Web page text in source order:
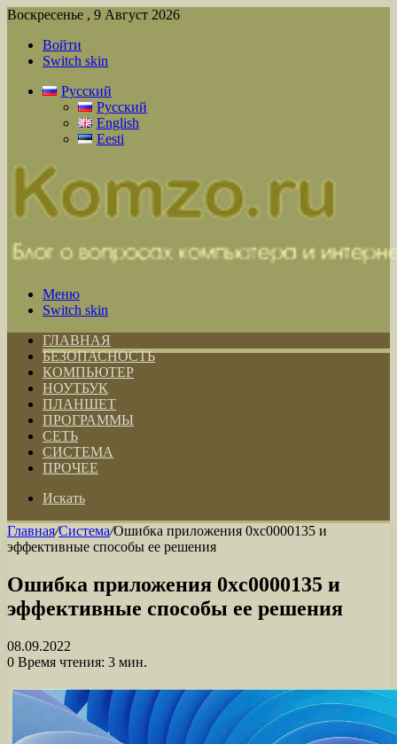
Воскресенье , 9 Август 2026
Войти
Switch skin
Русский
Русский
English
Eesti
Меню
Switch skin
ГЛАВНАЯ
БЕЗОПАСНОСТЬ
КОМПЬЮТЕР
НОУТБУК
ПЛАНШЕТ
ПРОГРАММЫ
СЕТЬ
СИСТЕМА
ПРОЧЕЕ
Искать
Главная/Система/Ошибка приложения 0xc0000135 и
эффективные способы ее решения
Ошибка приложения 0xc0000135 и
эффективные способы ее решения
08.09.2022
0 Время чтения: 3 мин.